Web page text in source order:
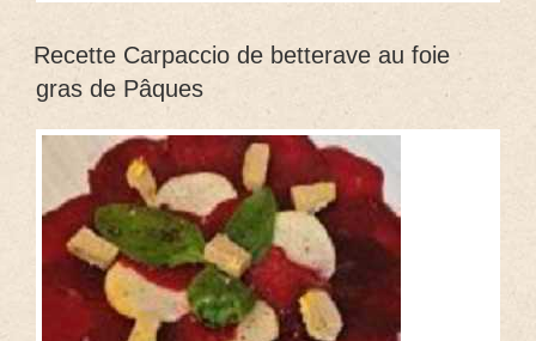
Recette Carpaccio de betterave au foie
gras de Pâques